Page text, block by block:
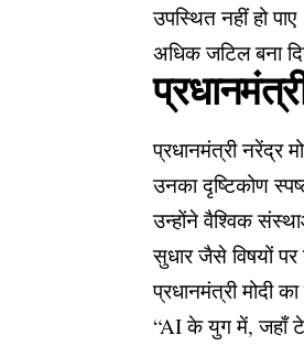
उपस्थित नहीं हो
अधिक जटिल बना
प्रधानमंत्री नरेंद्र
उनका दृष्टिकोण
उन्होंने वैश्विक
सुधार जैसे विषयों
प्रधानमंत्री मोदी
“AI के युग में, जहाँ